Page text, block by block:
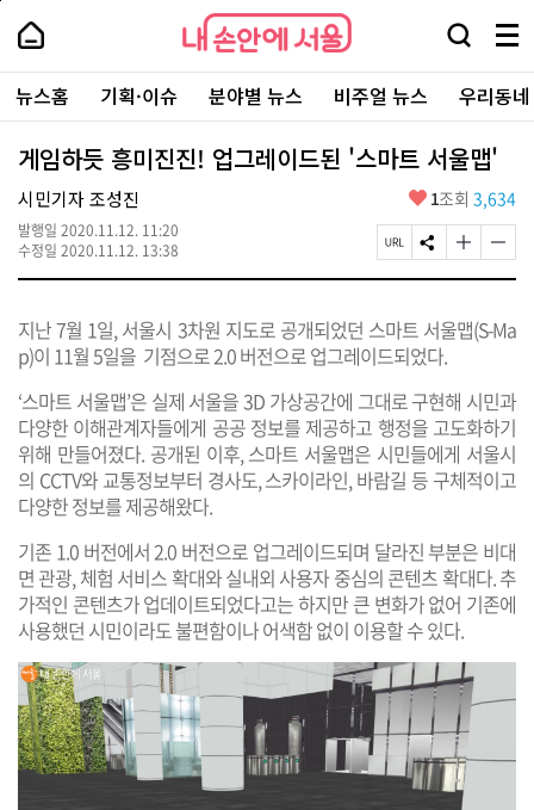
본
로
가
내
손
안
에
서
울
-
서
울
시
대
표
소
포
털
내
손
에
울
검
창
열
기
메
뉴
전
체
보
주
요
서
뉴스홈 기획·이슈 분야별 뉴스 비주얼 뉴스 우리동
게임하듯 흥미진진! 업그레이드된 '스마트 서울맵'
시민기자 조성진
발행일 2020.11.12. 11:20
수정일 2020.11.12. 13:38
좋
요
1조회 3,634
페
이
R
L
복
사
S
N
유
하
기
글
자
크
게
경
하
기
글
자
작
경
하
기
지난 7월 1일, 서울시 3차원 지도로 공개되었던 스마트 서울맵(S-Ma
p)이 11월 5일을 기점으로 2.0 버전으로 업그레이드되었다.
‘스마트 서울맵’은 실제 서울을 3D 가상공간에 그대로 구현해 시민과
다양한 이해관계자들에게 공공 정보를 제공하고 행정을 고도화하기
위해 만들어졌다. 공개된 이후, 스마트 서울맵은 시민들에게 서울시
의 CCTV와 교통정보부터 경사도, 스카이라인, 바람길 등 구체적이고
다양한 정보를 제공해왔다.
기존 1.0 버전에서 2.0 버전으로 업그레이드되며 달라진 부분은 비대
면 관광, 체험 서비스 확대와 실내외 사용자 중심의 콘텐츠 확대다. 추
가적인 콘텐츠가 업데이트되었다고는 하지만 큰 변화가 없어 기존에
사용했던 시민이라도 불편함이나 어색함 없이 이용할 수 있다.
페
상
단
로